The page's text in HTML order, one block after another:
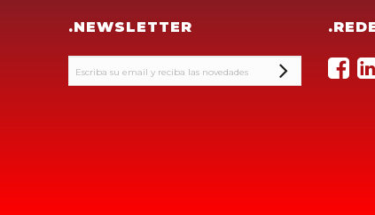
.NEWSLETTER